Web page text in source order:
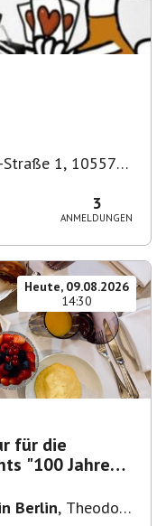
1, 10557
3
ANMELDUNGEN
Heute, 09.08.2026
14:30
für die
"100 Jahre
Berlin, Theodor-